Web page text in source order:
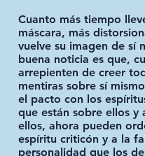
Cuanto más tiempo
máscara, más
vuelve su imagen de sí
buena noticia es que,
arrepienten de creer
mentiras sobre sí
el pacto con los
que están sobre ellos y
ellos, ahora pueden
espíritu criticón y a la
personalidad que los